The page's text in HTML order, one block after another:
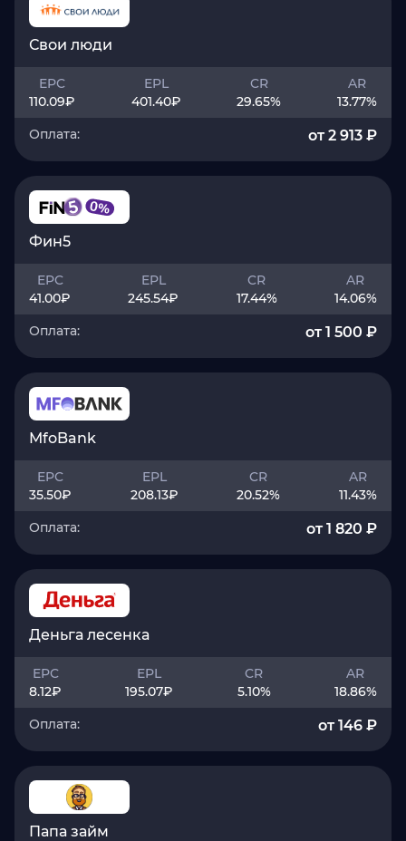
Свои люди
EPC
110.09₽
EPL
401.40₽
CR
29.65%
AR
13.77%
Оплата:
от 2 913 ₽
Фин5
EPC
41.00₽
EPL
245.54₽
CR
17.44%
AR
14.06%
Оплата:
от 1 500 ₽
MfoBank
EPC
35.50₽
EPL
208.13₽
CR
20.52%
AR
11.43%
Оплата:
от 1 820 ₽
Деньга лесенка
EPC
8.12₽
EPL
195.07₽
CR
5.10%
AR
18.86%
Оплата:
от 146 ₽
Папа займ